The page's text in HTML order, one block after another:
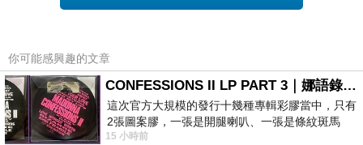
應該會比較便宜，海綿寶寶 絨毛磁鐵 總動員(6款1組 )而且
店員臉色
想要購買海綿寶寶 絨毛磁鐵 總動員(6款1組 )已
經想很多天了!也求助谷哥大神 發現海綿寶寶 絨
你可能感興趣的文章
CONFESSIONS II LP PART 3｜娜語錄II LP PART 3
這次官方大規模的發行十幾種專輯彩膠當中，只有
2張圖案膠，一張是開腿喇叭、一張是條紋斑馬
版；目前官網上只剩澳洲商店AU STORE
15 小時前